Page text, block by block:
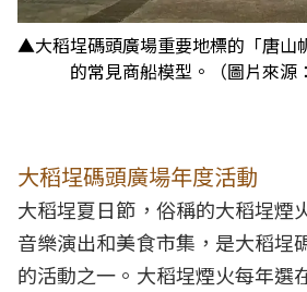
▲大稻埕碼頭廣場重要地標的「唐山
的常見商船模型。（圖片來源：
大稻埕碼頭廣場年度活動
大稻埕夏日節，俗稱的大稻埕煙
音樂演出和美食市集，是大稻埕
的活動之一。大稻埕煙火每年選